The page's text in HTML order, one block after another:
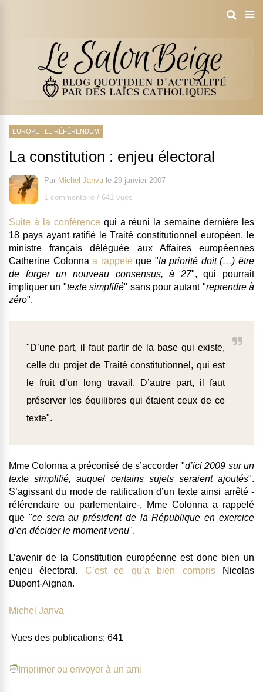
EUROPE : LE RÉFÉRENDUM
La constitution : enjeu électoral
Par Michel Janva le 29 janvier 2007
1 commentaire / 641 vues
Suite à la conférence qui a réuni la semaine dernière les
18 pays ayant ratifié le Traité constitutionnel européen, le
ministre français déléguée aux Affaires européennes
Catherine Colonnaa rappelé que "la priorité doit (…) être
de forger un nouveau consensus, à 27", qui pourrait
impliquer un "texte simplifié" sans pour autant "reprendre à
zéro".
"D’une part, il faut partir de la base qui existe,
celle du projet de Traité constitutionnel, qui est
le fruit d’un long travail. D’autre part, il faut
préserver les équilibres qui étaient ceux de ce
texte".
Mme Colonna a préconisé de s’accorder "d’ici 2009 sur un
texte simplifié, auquel certains sujets seraient ajoutés".
S’agissant du mode de ratification d’un texte ainsi arrêté -
référendaire ou parlementaire-, Mme Colonna a rappelé
que "ce sera au président de la République en exercice
d’en décider le moment venu".
L’avenir de la Constitution européenne est donc bien un
enjeu électoral. C’est ce qu’a bien comprisNicolas
Dupont-Aignan.
Michel Janva
Vues des publications: 641
Imprimer ou envoyer à un ami